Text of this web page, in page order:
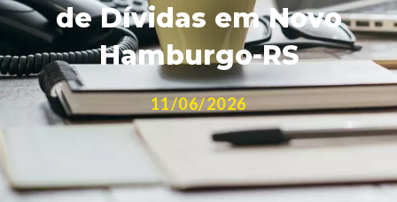
de Dívidas em Novo
Hamburgo-RS
11/06/2026